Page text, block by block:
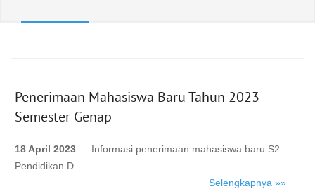
Penerimaan Mahasiswa Baru Tahun 2023
Semester Genap
18 April 2023 — Informasi penerimaan mahasiswa baru S2
Pendidikan D
Selengkapnya »»